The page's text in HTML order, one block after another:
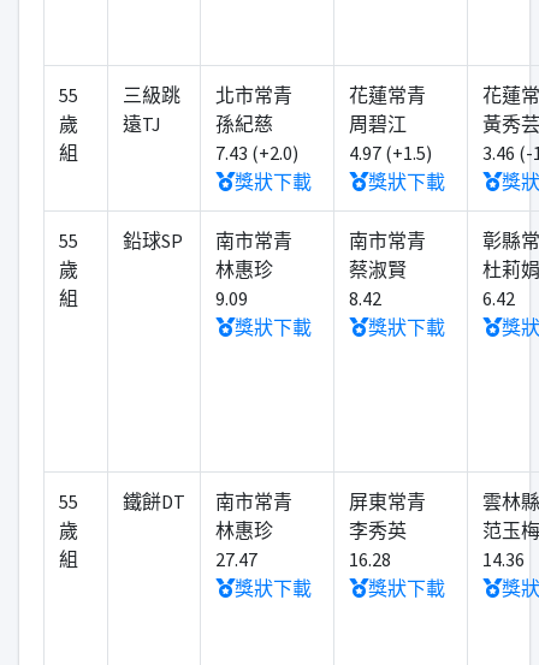
55
歲
組
三級跳
遠TJ
北市常青
孫紀慈
7.43 (+2.0)
獎狀下載
花蓮常青
周碧江
4.97 (+1.5)
獎狀下載
花蓮
黃秀芸
3.46 (-
獎
55
歲
組
鉛球SP
南市常青
林惠珍
9.09
獎狀下載
南市常青
蔡淑賢
8.42
獎狀下載
彰縣
杜莉娟
6.42
獎
55
歲
組
鐵餅DT
南市常青
林惠珍
27.47
獎狀下載
屏東常青
李秀英
16.28
獎狀下載
雲林縣
范玉梅
14.36
獎